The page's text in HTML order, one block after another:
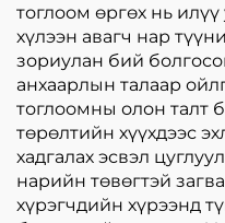
тоглоом өргөх нь илүү
хүлээн авагч нар
зориулан бий
анхаарлын талаар
тоглоомны олон талт
төрөлтийн хүүхдээс
хадгалах эсвэл
нарийн төвөгтэй
хүрэгчдийн хүрээнд